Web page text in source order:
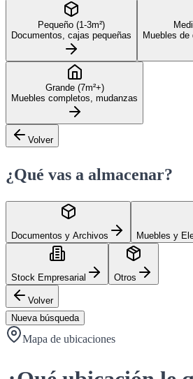
Pequeño (1-3m²)
Documentos, cajas pequeñas
Muebles de
Grande (7m²+)
Muebles completos, mudanzas
Volver
¿Qué vas a almacenar?
Documentos y Archivos Muebles y
Stock Empresarial Otros
Volver
Nueva búsqueda
Mapa de ubicaciones